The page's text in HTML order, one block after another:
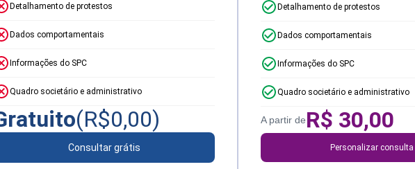
Detalhamento de protestos
Dados comportamentais
Informações do SPC
Quadro societário e administrativo
(R$0,00)
Consultar grátis
Detalhamento de protestos
Dados comportamentais
Informações do SPC
Quadro societário e administrativo
A partir deR$ 30,00
Personalizar consulta